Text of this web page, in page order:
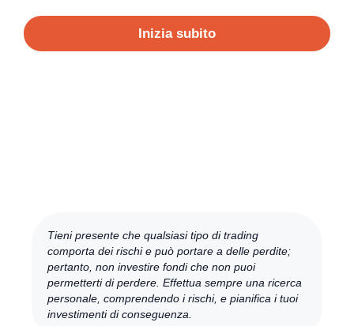
Inizia subito
Tieni presente che qualsiasi tipo di trading
comporta dei rischi e può portare a delle perdite;
pertanto, non investire fondi che non puoi
permetterti di perdere. Effettua sempre una ricerca
personale, comprendendo i rischi, e pianifica i tuoi
investimenti di conseguenza.